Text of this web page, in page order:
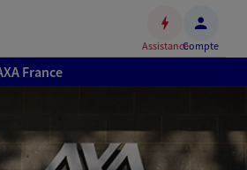
Accéder
au
Accéder
au
AssistanceCompte
France